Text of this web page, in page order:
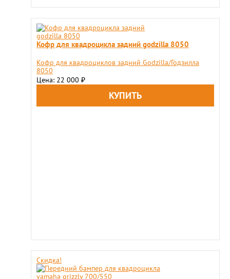
Кофр для квадроцикла задний godzilla 8050
Кофр для квадроциклов задний Godzilla/Годзилла
8050
Цена: 22 000 ₽
Скидка!